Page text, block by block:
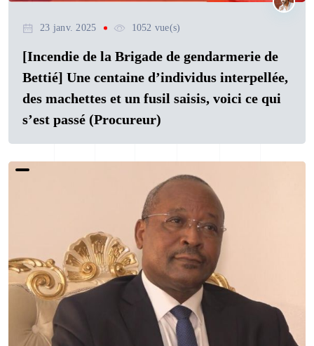
23 janv. 2025 1052 vue(s)
[Incendie de la Brigade de gendarmerie de
Bettié] Une centaine d’individus interpellée,
des machettes et un fusil saisis, voici ce qui
s’est passé (Procureur)